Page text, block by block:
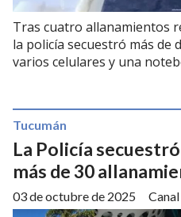
Tras cuatro allanamientos
la policía secuestró más de
varios celulares y una
La Policía
más de 30
Tucumán
03 de octubre de 2025